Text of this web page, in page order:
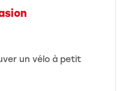
un vélo à petit